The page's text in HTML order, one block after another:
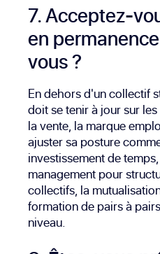
7. Acceptez-
en
vous ?
En dehors d'un collectif
doit se tenir à jour sur
la vente, la marque
ajuster sa posture
investissement de
management pour
collectifs, la
formation de pairs à
niveau.